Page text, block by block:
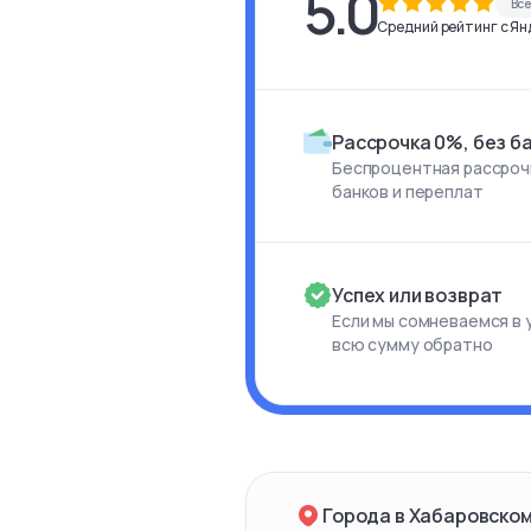
Средний рейтинг с
Рассрочка 0%, без
Беспроцентная
банков и переплат
Успех или возврат
Если мы сомневаемся в
всю сумму обратно
Города в